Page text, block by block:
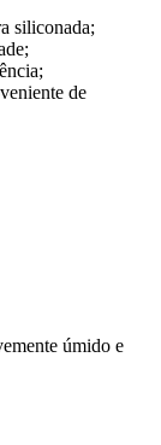
siliconada;
de
úmido e